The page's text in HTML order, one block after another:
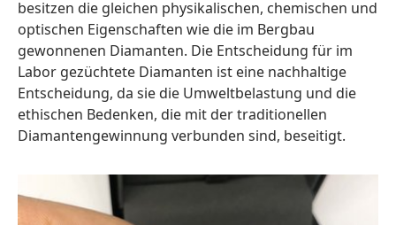
besitzen die gleichen physikalischen, chemischen und
optischen Eigenschaften wie die im Bergbau
gewonnenen Diamanten. Die Entscheidung für im
Labor gezüchtete Diamanten ist eine nachhaltige
Entscheidung, da sie die Umweltbelastung und die
ethischen Bedenken, die mit der traditionellen
Diamantengewinnung verbunden sind, beseitigt.